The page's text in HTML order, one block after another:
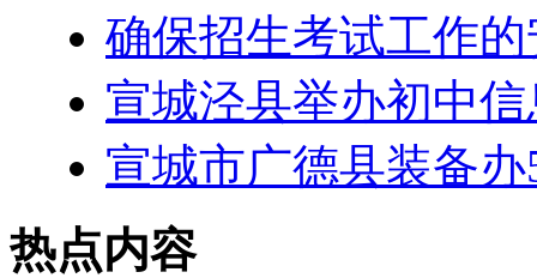
确保招生考试工作
宣城泾县举办初中
宣城市广德县装备
热点内容